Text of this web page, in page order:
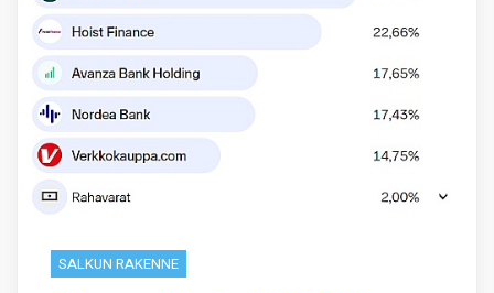
SALKUN RAKENNE